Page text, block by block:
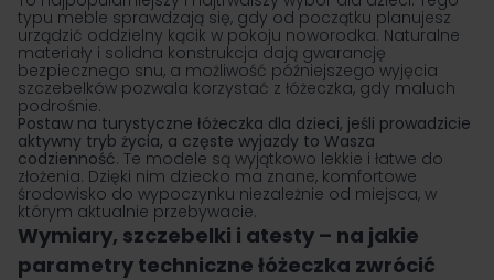
typu meble sprawdzają się, gdy od początku planujesz
urządzić oddzielny kącik w pokoju noworodka. Naturalne
materiały i solidna konstrukcja dają gwarancję
bezpiecznego snu, a możliwość późniejszego wyjęcia
szczebelków pozwala korzystać z łóżeczka, gdy maluch
podrośnie.
Postaw na turystyczne łóżeczka dla dzieci, jeśli prowadzicie
aktywny tryb życia, a częste wyjazdy to Wasza
codzienność. Te modele są wyjątkowo lekkie i łatwe do
złożenia. Dzięki nim dziecko ma znane, komfortowe
środowisko do wypoczynku niezależnie od miejsca, w
którym aktualnie przebywacie.
Wymiary, szczebelki i atesty – na jakie
parametry techniczne łóżeczka zwrócić